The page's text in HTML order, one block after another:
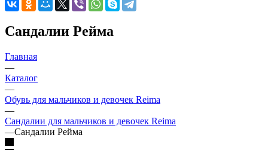
Сандалии Рейма
Главная
—
Каталог
—
Обувь для мальчиков и девочек Reima
—
Сандалии для мальчиков и девочек Reima
—Сандалии Рейма